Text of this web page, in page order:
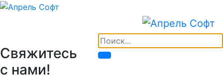
Свяжитесь
с нами!